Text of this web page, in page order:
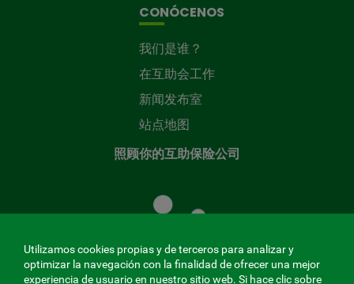
CONÓCENOS
我们是谁？
在互助会工作
新闻发布室
站点地图
照顾你的互助保险公司
共
同
Utilizamos cookies propias y de terceros para analizar y
optimizar la navegación con la finalidad de ofrecer una mejor
experiencia de usuario en nuestro sitio web. Si hace clic sobre